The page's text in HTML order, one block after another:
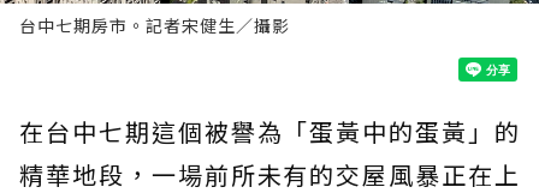
台中七期房市。記者宋健生／攝影
在台中七期這個被譽為「蛋黃中的蛋黃」的
精華地段，一場前所未有的交屋風暴正在上